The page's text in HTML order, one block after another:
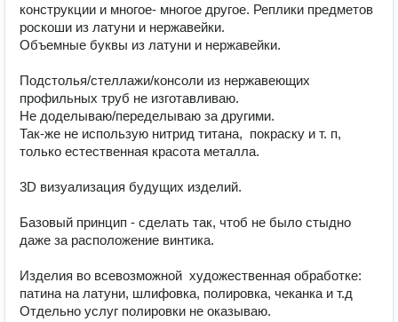
конструкции и многое- многое другое. Реплики предметов
роскоши из латуни и нержавейки.
Объемные буквы из латуни и нержавейки.
Подстолья/стеллажи/консоли из нержавеющих
профильных труб не изготавливаю.
Не доделываю/переделываю за другими.
Так-же не использую нитрид титана,  покраску и т. п,
только естественная красота металла.
3D визуализация будущих изделий.
Базовый принцип - сделать так, чтоб не было стыдно
даже за расположение винтика.
Изделия во всевозможной  художественная обработке:
патина на латуни, шлифовка, полировка, чеканка и т.д